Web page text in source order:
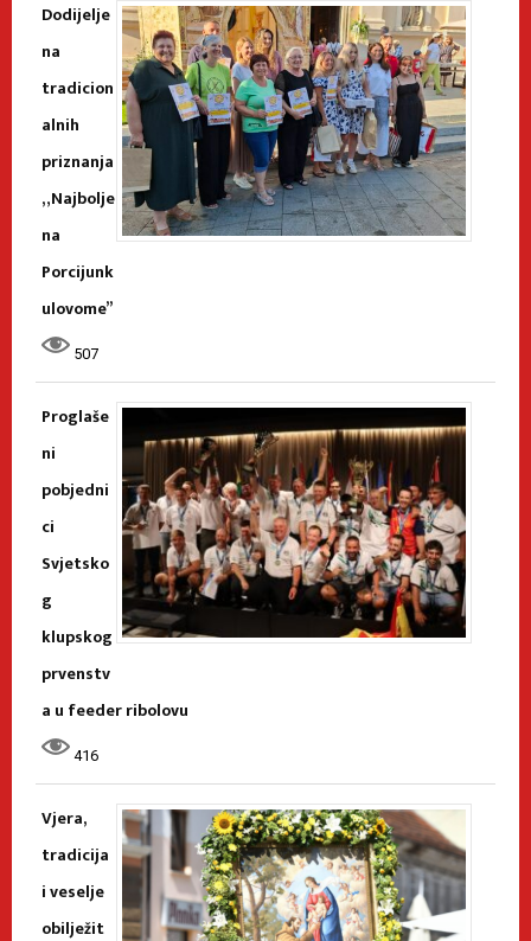
Dodijelje
na
tradicion
alnih
priznanja
„Najbolje
na
Porcijunk
ulovome”
507
Proglaše
ni
pobjedni
ci
Svjetsko
g
klupskog
prvenstv
a u feeder ribolovu
416
Vjera,
tradicija
i veselje
obilježit